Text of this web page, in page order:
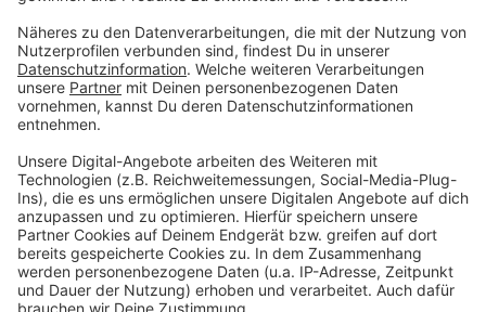
©Christoph Reichwein
Anzeige
Anzeige